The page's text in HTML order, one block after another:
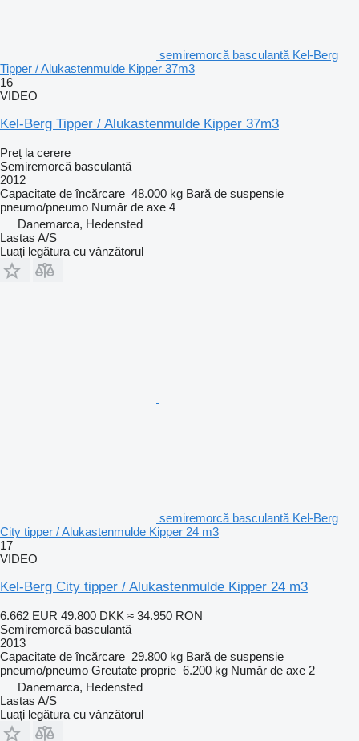
semiremorcă basculantă Kel-Berg
Tipper / Alukastenmulde Kipper 37m3
16
VIDEO
Kel-Berg Tipper / Alukastenmulde Kipper 37m3
Preț la cerere
Semiremorcă basculantă
2012
Capacitate de încărcare 48.000 kg Bară de suspensie
pneumo/pneumo Număr de axe 4
Danemarca, Hedensted
Lastas A/S
Luați legătura cu vânzătorul
semiremorcă basculantă Kel-Berg
City tipper / Alukastenmulde Kipper 24 m3
17
VIDEO
Kel-Berg City tipper / Alukastenmulde Kipper 24 m3
6.662 EUR 49.800 DKK ≈ 34.950 RON
Semiremorcă basculantă
2013
Capacitate de încărcare 29.800 kg Bară de suspensie
pneumo/pneumo Greutate proprie 6.200 kg Număr de axe 2
Danemarca, Hedensted
Lastas A/S
Luați legătura cu vânzătorul